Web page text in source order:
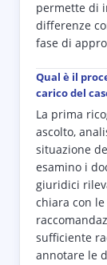
permette di
differenze
fase di
Qual è il
carico del
La prima
ascolto,
situazione
esamino i
giuridici
chiara con
sufficiente
annotare le